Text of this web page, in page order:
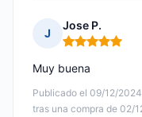
J
Jose P.
Nota: 5 de 5
Publicado el 09/12/
tras una compra de 02/
Muy buena